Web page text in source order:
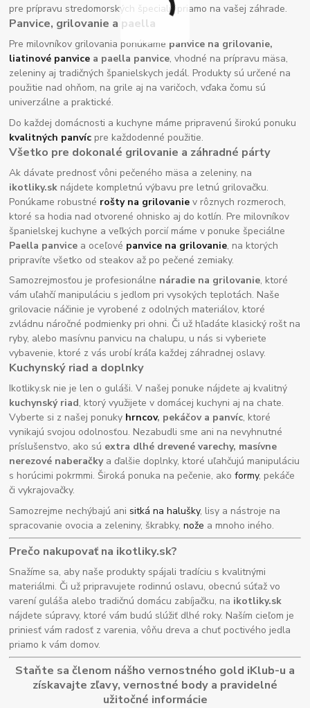
pre prípravu stredomorských špecialít priamo na vašej záhrade.
Panvice, grilovanie a paella
Pre milovníkov grilovania ponúkame panvice na grilovanie,
liatinové panvice a paella panvice, vhodné na prípravu mäsa,
zeleniny aj tradičných španielskych jedál. Produkty sú určené na
použitie nad ohňom, na grile aj na varičoch, vďaka čomu sú
univerzálne a praktické.
Do každej domácnosti a kuchyne máme pripravenú širokú ponuku
kvalitných panvíc pre každodenné použitie.
Všetko pre dokonalé grilovanie a záhradné párty
Ak dávate prednosť vôni pečeného mäsa a zeleniny, na
ikotliky.sk nájdete kompletnú výbavu pre letnú grilovačku.
Ponúkame robustné rošty na grilovanie v rôznych rozmeroch,
ktoré sa hodia nad otvorené ohnisko aj do kotlín. Pre milovníkov
španielskej kuchyne a veľkých porcií máme v ponuke špeciálne
Paella panvice a oceľové panvice na grilovanie, na ktorých
pripravíte všetko od steakov až po pečené zemiaky.
Samozrejmosťou je profesionálne náradie na grilovanie, ktoré
vám uľahčí manipuláciu s jedlom pri vysokých teplotách. Naše
grilovacie náčinie je vyrobené z odolných materiálov, ktoré
zvládnu náročné podmienky pri ohni. Či už hľadáte klasický rošt na
ryby, alebo masívnu panvicu na chalupu, u nás si vyberiete
vybavenie, ktoré z vás urobí kráľa každej záhradnej oslavy.
Kuchynský riad a doplnky
Ikotliky.sk nie je len o guláši. V našej ponuke nájdete aj kvalitný
kuchynský riad, ktorý využijete v domácej kuchyni aj na chate.
Vyberte si z našej ponuky hrncov, pekáčov a panvíc, ktoré
vynikajú svojou odolnosťou. Nezabudli sme ani na nevyhnutné
príslušenstvo, ako sú extra dlhé drevené varechy, masívne
nerezové naberačkya ďalšie doplnky, ktoré uľahčujú manipuláciu
s horúcimi pokrmmi. Široká ponuka na pečenie, akoformy, pekáče
či vykrajovačky.
Samozrejme nechýbajú anisitká na halušky, lisy a nástroje na
spracovanie ovocia a zeleniny, škrabky,nože a mnoho iného.
Prečo nakupovať na ikotliky.sk?
Snažíme sa, aby naše produkty spájali tradíciu s kvalitnými
materiálmi. Či už pripravujete rodinnú oslavu, obecnú súťaž vo
varení guláša alebo tradičnú domácu zabíjačku, na ikotliky.sk
nájdete súpravy, ktoré vám budú slúžiť dlhé roky. Naším cieľom je
priniesť vám radosť z varenia, vôňu dreva a chuť poctivého jedla
priamo k vám domov.
Staňte sa členom nášho vernostného gold iKlub-u a
získavajte zľavy, vernostné body a pravidelné
užitočné informácie